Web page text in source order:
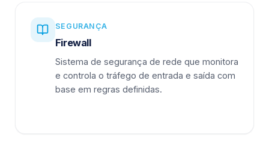
SEGURANÇA
Firewall
Sistema de segurança de rede que monitora
e controla o tráfego de entrada e saída com
base em regras definidas.